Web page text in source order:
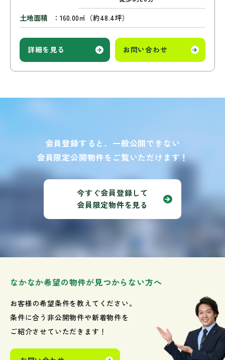
土地面積
160.00㎡（約48.4坪）
詳細を見る お問い合わせ
会員登録すると、一般公開できない
会員限定公開物件をご覧いただけます！
今すぐ会員登録して
会員限定物件を見る
なかなか希望の物件が見つからない方へ
お客様の希望条件を教えてください。
条件に合う非公開物件や新着物件を
ご紹介させていただきます！